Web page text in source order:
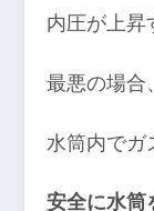
内圧が上
最悪の場合
水筒内でガ
安全に水筒